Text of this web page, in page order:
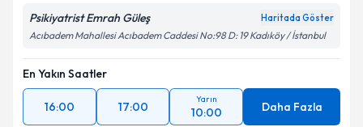
Psikiyatrist Emrah Güleş Haritada Göster
Acıbadem Mahallesi Acıbadem Caddesi No:98 D: 19 Kadıköy / İstanbul
En Yakın Saatler
16:00 17:00
Yarın
10:00 Daha Fazla